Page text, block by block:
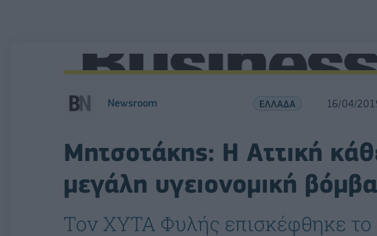
Newsroom ΕΛΛΑΔΑ 16/04/
Μητσοτάκης: Η Αττική
μεγάλη υγειονομική βόμβα
Τον ΧΥΤΑ Φυλής επισκέφθηκε το